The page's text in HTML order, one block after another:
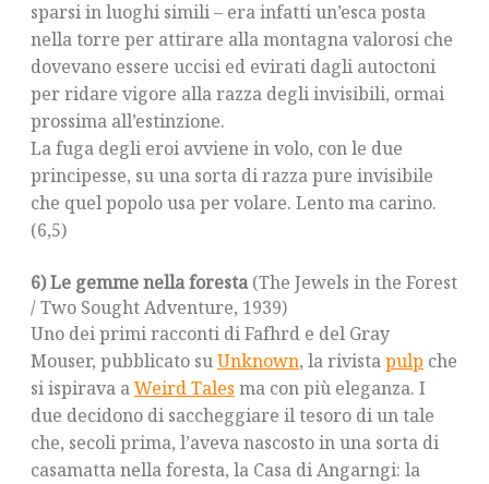
sparsi in luoghi simili – era infatti un’esca posta
nella torre per attirare alla montagna valorosi che
dovevano essere uccisi ed evirati dagli autoctoni
per ridare vigore alla razza degli invisibili, ormai
prossima all’estinzione.
La fuga degli eroi avviene in volo, con le due
principesse, su una sorta di razza pure invisibile
che quel popolo usa per volare. Lento ma carino.
(6,5)
6) Le gemme nella foresta(The Jewels in the Forest
/ Two Sought Adventure, 1939)
Uno dei primi racconti di Fafhrd e del Gray
Mouser, pubblicato suUnknown, la rivistapulp che
si ispirava aWeird Tales ma con più eleganza. I
due decidono di saccheggiare il tesoro di un tale
che, secoli prima, l’aveva nascosto in una sorta di
casamatta nella foresta, la Casa di Angarngi: la